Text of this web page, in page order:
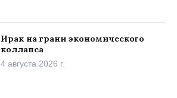
Ирак на грани экономического
коллапса
4 августа 2026 г.